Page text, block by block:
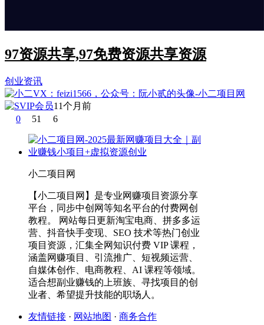
97资源共享,97免费资源共享资源
创业资讯
11个月前
0
51 6
小二项目网
【小二项目网】是专业网赚项目资源分享
平台，同步中创网等知名平台的付费网创
教程。 网站每日更新淘宝电商、拼多多运
营、抖音快手变现、SEO 技术等热门创业
项目资源，汇集全网知识付费 VIP 课程，
涵盖网赚项目、引流推广、短视频运营、
自媒体创作、电商教程、AI 课程等领域。
适合想副业赚钱的上班族、寻找项目的创
业者、希望提升技能的职场人。
友情链接 · 网站地图 · 商务合作